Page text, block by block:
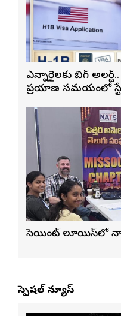
ఎన్నారైలకు బిగ్
ప్రయాణ సమయంలో
సెయింట్ లూయిస్‌లో
స్పెషల్ న్యూస్